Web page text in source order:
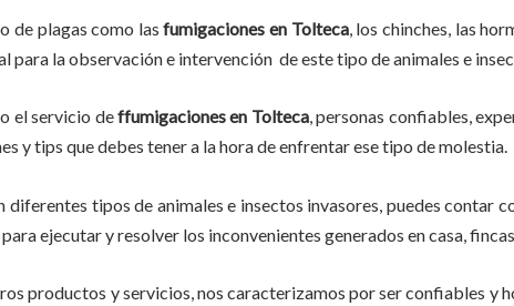
de plagas como lasfumigaciones en Tolteca, los chinches, las
para la observación e intervención de este tipo de animales e
el servicio deffumigaciones en Tolteca, personas confiables,
y tips que debes tener a la hora de enfrentar ese tipo de molestia.
tipos de animales e insectos invasores, puedes contar
ejecutar y resolver los inconvenientes generados en casa,
productos y servicios, nos caracterizamos por ser confiables y